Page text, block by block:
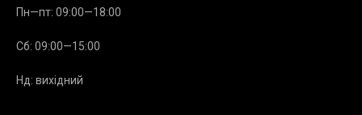
Пн—пт: 09:00—18:00
Сб: 09:00—15:00
Нд: вихідний